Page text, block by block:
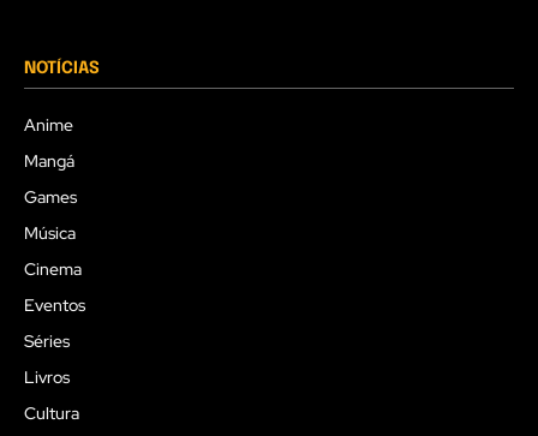
NOTÍCIAS
Anime
Mangá
Games
Música
Cinema
Eventos
Séries
Livros
Cultura